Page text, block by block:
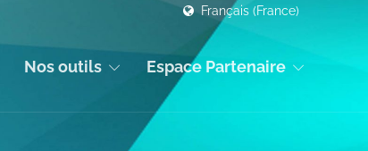
Français (France)
Nos outils Espace Partenaire